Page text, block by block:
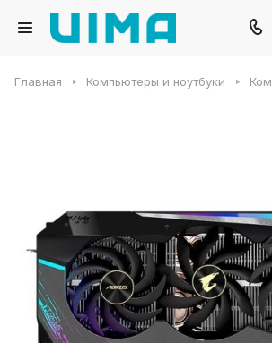
Главная Компьютеры и ноутбуки